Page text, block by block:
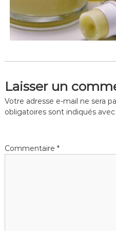
Laisser un
Votre adresse e-mail ne sera
obligatoires sont indiqués avec
Commentaire *